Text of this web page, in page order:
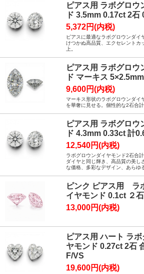
ピアス用 ラボグロウ
ド 3.5mm 0.17ct 2石
5,372円(内税)
ピアスに最適なラボグロウンダイ
けつかぬ高品質、エクセレントカ
上。
ピアス用 ラボグロウ
ド マーキス
9,600円(内税)
マーキス形状のラボグロウンダイ
を華奢に見せる。個性的な2石合
ピアス用 ラボグロウ
ド 4.3mm 0.33ct 計
12,540円(内税)
ラボグロウンダイヤモンド2石合
ダイヤと同じ輝き、高品質の美し
な価格、多彩なデザイン、あらゆ
ピンク ピアス用 ラ
イヤモンド 0.1ct ２
13,000円(内税)
ピアス用 ハート ラ
ヤモンド 0.27ct 2石
F/VS
19,600円(内税)